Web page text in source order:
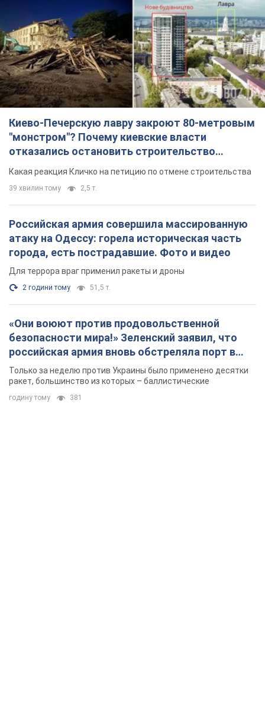
Киево-Печерскую лавру закроют 80-метровым
"монстром"? Почему киевские власти
отказались остановить строительство
небоскреба "московского верующего"
Какая реакция Кличко на петицию по отмене строительства
39 хвилин тому 2,5 т.
Российская армия совершила массированную
атаку на Одессу: горела историческая часть
города, есть пострадавшие. Фото и видео
Для террора враг применил ракеты и дроны
2 години тому 51,5 т.
«Они воюют против продовольственной
безопасности мира!» Зеленский заявил, что
российская армия вновь обстреляла порт в
Одессе
Только за неделю против Украины было применено десятки
ракет, большинство из которых – баллистические
годину тому 381